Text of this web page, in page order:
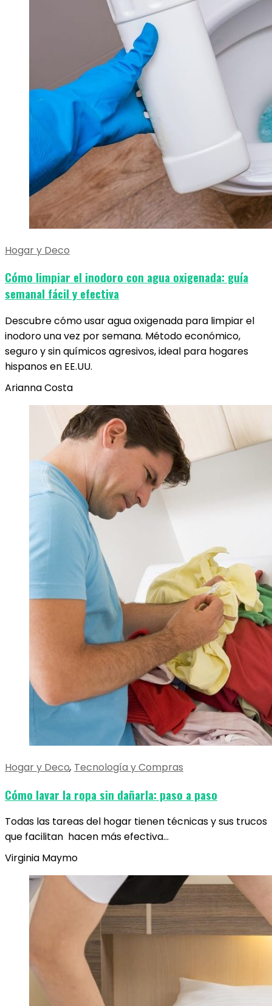
Hogar y Deco
Cómo limpiar el inodoro con agua oxigenada: guía
semanal fácil y efectiva
Descubre cómo usar agua oxigenada para limpiar el
inodoro una vez por semana. Método económico,
seguro y sin químicos agresivos, ideal para hogares
hispanos en EE.UU.
Arianna Costa
Hogar y Deco, Tecnología y Compras
Cómo lavar la ropa sin dañarla: paso a paso
Todas las tareas del hogar tienen técnicas y sus trucos
que facilitan hacen más efectiva…
Virginia Maymo